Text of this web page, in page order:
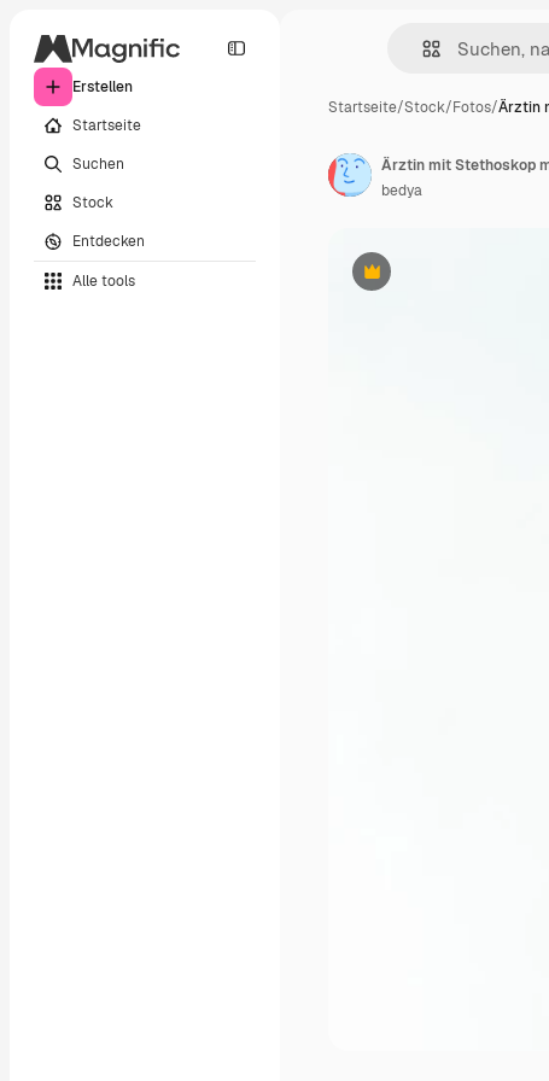
Erstellen
Startseite
Suchen
Stock
Entdecken
Alle tools
Startseite/Stock/Fotos/Ärztin
Premium
Ärztin mit Stethoskop
bedya